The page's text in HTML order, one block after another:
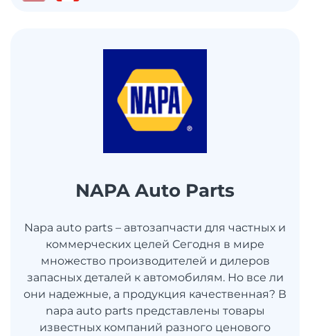
NAPA Auto Parts
Napa auto parts – автозапчасти для частных и
коммерческих целей Сегодня в мире
множество производителей и дилеров
запасных деталей к автомобилям. Но все ли
они надежные, а продукция качественная? В
napa auto parts представлены товары
известных компаний разного ценового